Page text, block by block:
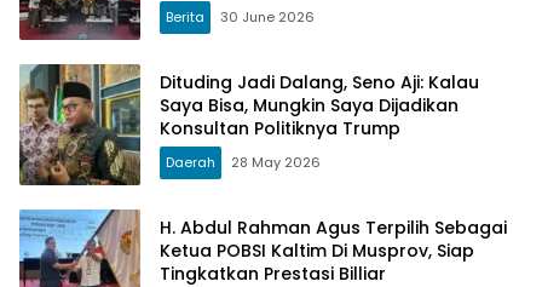
Berita 30 June 2026
Dituding Jadi Dalang, Seno Aji: Kalau
Saya Bisa, Mungkin Saya Dijadikan
Konsultan Politiknya Trump
Daerah 28 May 2026
H. Abdul Rahman Agus Terpilih Sebagai
Ketua POBSI Kaltim Di Musprov, Siap
Tingkatkan Prestasi Billiar